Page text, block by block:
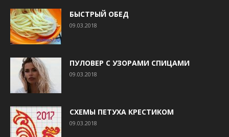
БЫСТРЫЙ ОБЕД
09.03.2018
ПУЛОВЕР С УЗОРАМИ СПИЦАМИ
09.03.2018
СХЕМЫ ПЕТУХА КРЕСТИКОМ
09.03.2018